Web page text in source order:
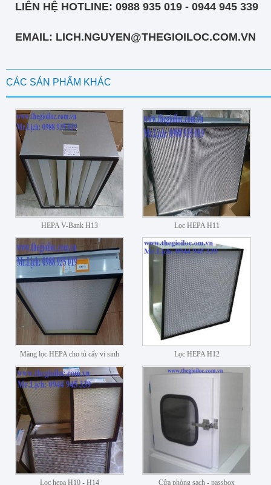
LIÊN HỆ HOTLINE: 0988 935 019 - 0944 945 339
EMAIL: LICH.NGUYEN@THEGIOILOC.COM.VN
CÁC SẢN PHẨM KHÁC
HEPA V-Bank H13 Lọc HEPA H11
Màng lọc HEPA cho tủ cấy vi sinh Lọc HEPA H12
Lọc hepa H10 - H14 Cửa phòng sạch - passbox